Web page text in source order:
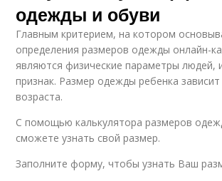
одежды и обуви
Главным критерием, на котором
определения размеров одежды онлайн-
являются физические параметры людей,
признак. Размер одежды ребенка
возраста.
С помощью калькулятора размеров
сможете узнать свой размер.
Заполните форму, чтобы узнать Ваш